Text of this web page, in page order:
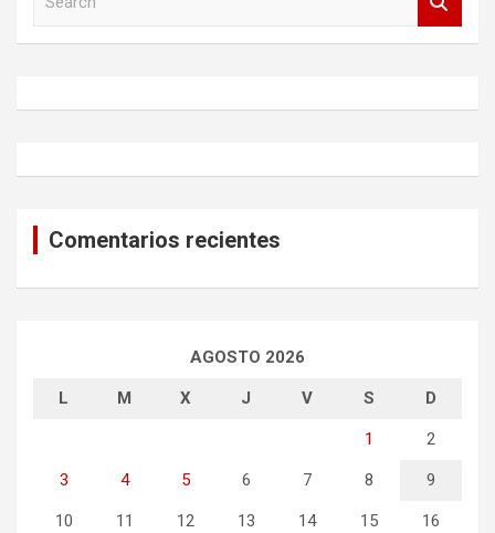
h
Comentarios recientes
AGOSTO 2026
L M X J V S D
1 2
3 4 5 6 7 8 9
10 11 12 13 14 15 16